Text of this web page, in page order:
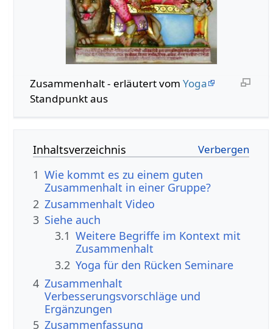
Zusammenhalt‏‎ - erläutert vom Yoga
Standpunkt aus
Inhaltsverzeichnis
1 Wie kommt es zu einem guten
Zusammenhalt in einer Gruppe?
2
Zusammenhalt‏‎ Video
3 Siehe auch
3.1 Weitere Begriffe im Kontext mit
3.2 Yoga für den Rücken Seminare
4 Zusammenhalt‏‎
Verbesserungsvorschläge und
Ergänzungen
5 Zusammenfassung